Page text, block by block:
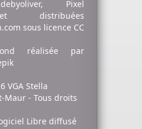
, Pixel
sous licence CC
réalisée par
VGA Stella
Maur - Tous droits
Libre diffusé